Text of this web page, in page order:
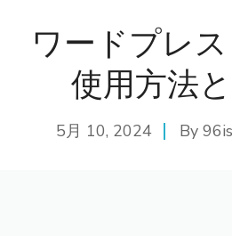
ワードプレ
使用方法
5月 10, 2024 By